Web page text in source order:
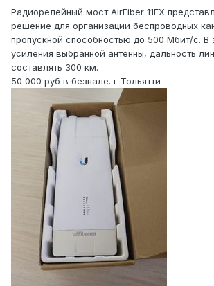
Радиорелейный мост AirFiber 11FX
решение для организации беспроводных
пропускной способностью до 500 Мбит/с. В
усиления выбранной антенны, дальность
составлять 300 км.
50 000 руб в безнале. г Тольятти